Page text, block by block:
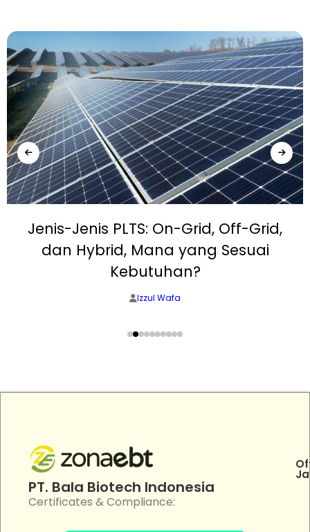
Jenis-Jenis PLTS: On-Grid, Off-Grid,
dan Hybrid, Mana yang Sesuai
Kebutuhan?
Izzul Wafa
PT. Bala Biotech Indonesia
Certificates & Compliance: